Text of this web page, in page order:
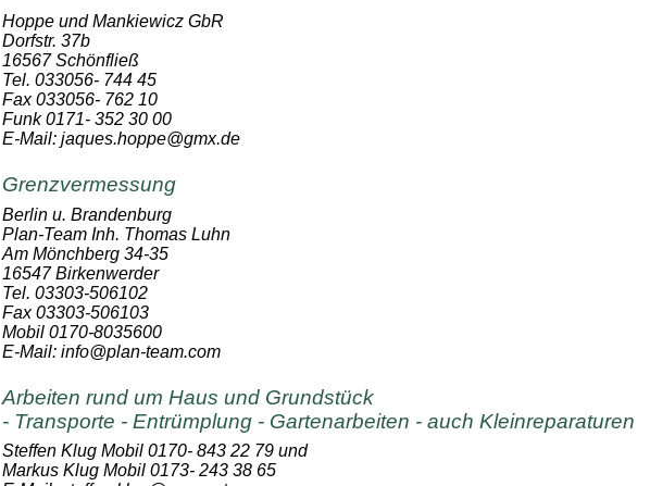
Hoppe und Mankiewicz GbR
Dorfstr. 37b
16567 Schönfließ
Tel. 033056- 744 45
Fax 033056- 762 10
Funk 0171- 352 30 00
E-Mail: jaques.hoppe@gmx.de
Grenzvermessung
Berlin u. Brandenburg
Plan-Team Inh. Thomas Luhn
Am Mönchberg 34-35
16547 Birkenwerder
Tel. 03303-506102
Fax 03303-506103
Mobil 0170-8035600
E-Mail: info@plan-team.com
Arbeiten rund um Haus und Grundstück
- Transporte - Entrümplung - Gartenarbeiten - auch Kleinreparaturen
Steffen Klug Mobil 0170- 843 22 79 und
Markus Klug Mobil 0173- 243 38 65